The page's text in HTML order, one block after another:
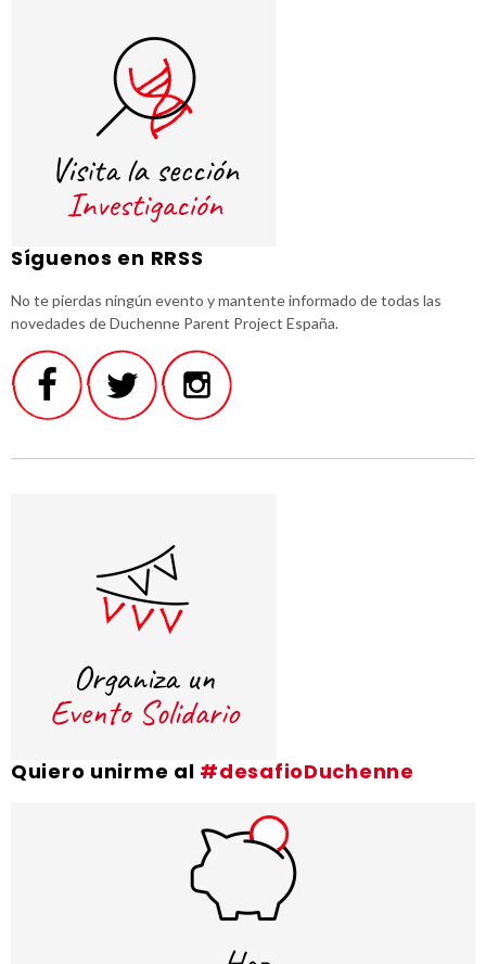
Síguenos en RRSS
No te pierdas ningún evento y mantente informado de todas las
novedades de Duchenne Parent Project España.
Quiero unirme al #desafioDuchenne